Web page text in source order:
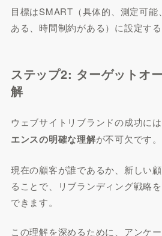
目標はSMART（具体的、測定可
ある、時間制約がある）に設定す
ステップ2: ターゲットオ
解
ウェブサイトリブランドの成功には
エンスの明確な理解が不可欠です。
現在の顧客が誰であるか、新しい
ることで、リブランディング戦略
できます。
この理解を深めるために、アンケ